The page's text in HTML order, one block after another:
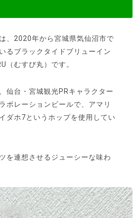
、2020年から宮城県気仙沼市で
るブラックタイドブリューイン
（むすび丸）です。
仙台・宮城観光PRキャラクター
ボレーションビールで、アマリ
ダホ7というホップを使用してい
を連想させるジューシーな味わ